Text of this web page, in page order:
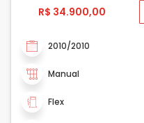
R$ 34.900,00
2010/2010
Manual
Flex